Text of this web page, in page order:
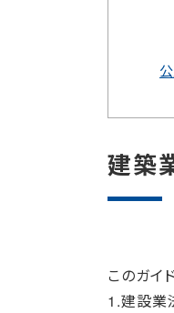
建築
このガイ
1.建設業